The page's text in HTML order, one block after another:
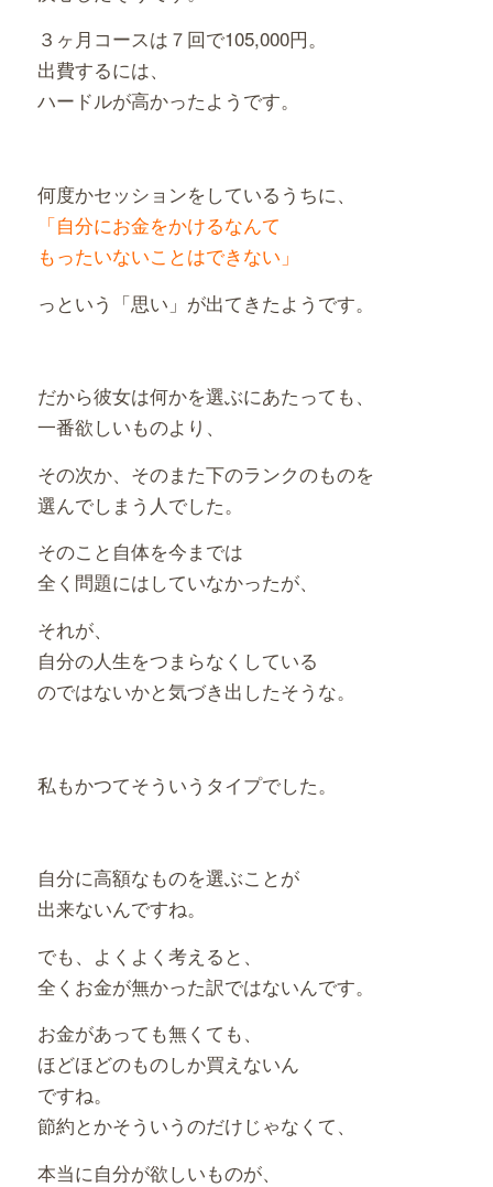
３ヶ月コースは７回で105,000円。
出費するには、
ハードルが高かったようです。
何度かセッションをしているうちに、
「自分にお金をかけるなんて
もったいないことはできない」
っという「思い」が出てきたようです。
だから彼女は何かを選ぶにあたっても、
一番欲しいものより、
その次か、そのまた下のランクのものを
選んでしまう人でした。
そのこと自体を今までは
全く問題にはしていなかったが、
それが、
自分の人生をつまらなくしている
のではないかと気づき出したそうな。
私もかつてそういうタイプでした。
自分に高額なものを選ぶことが
出来ないんですね。
でも、よくよく考えると、
全くお金が無かった訳ではないんです。
お金があっても無くても、
ほどほどのものしか買えないん
ですね。
節約とかそういうのだけじゃなくて、
本当に自分が欲しいものが、